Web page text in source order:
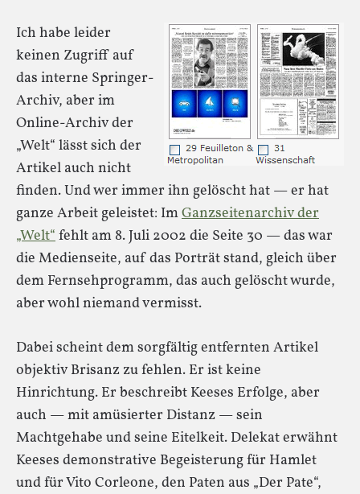
Ich habe leider
keinen Zugriff auf
das interne Springer-
Archiv, aber im
Online-Archiv der
„Welt“ lässt sich der
Artikel auch nicht
finden. Und wer immer ihn gelöscht hat — er hat
ganze Arbeit geleistet: ImGanzseitenarchiv der
„Welt“fehlt am 8. Juli 2002 die Seite 30 — das war
die Medienseite, auf das Porträt stand, gleich über
dem Fernsehprogramm, das auch gelöscht wurde,
aber wohl niemand vermisst.
Dabei scheint dem sorgfältig entfernten Artikel
objektiv Brisanz zu fehlen. Er ist keine
Hinrichtung. Er beschreibt Keeses Erfolge, aber
auch — mit amüsierter Distanz — sein
Machtgehabe und seine Eitelkeit. Delekat erwähnt
Keeses demonstrative Begeisterung für Hamlet
und für Vito Corleone, den Paten aus „Der Pate“,